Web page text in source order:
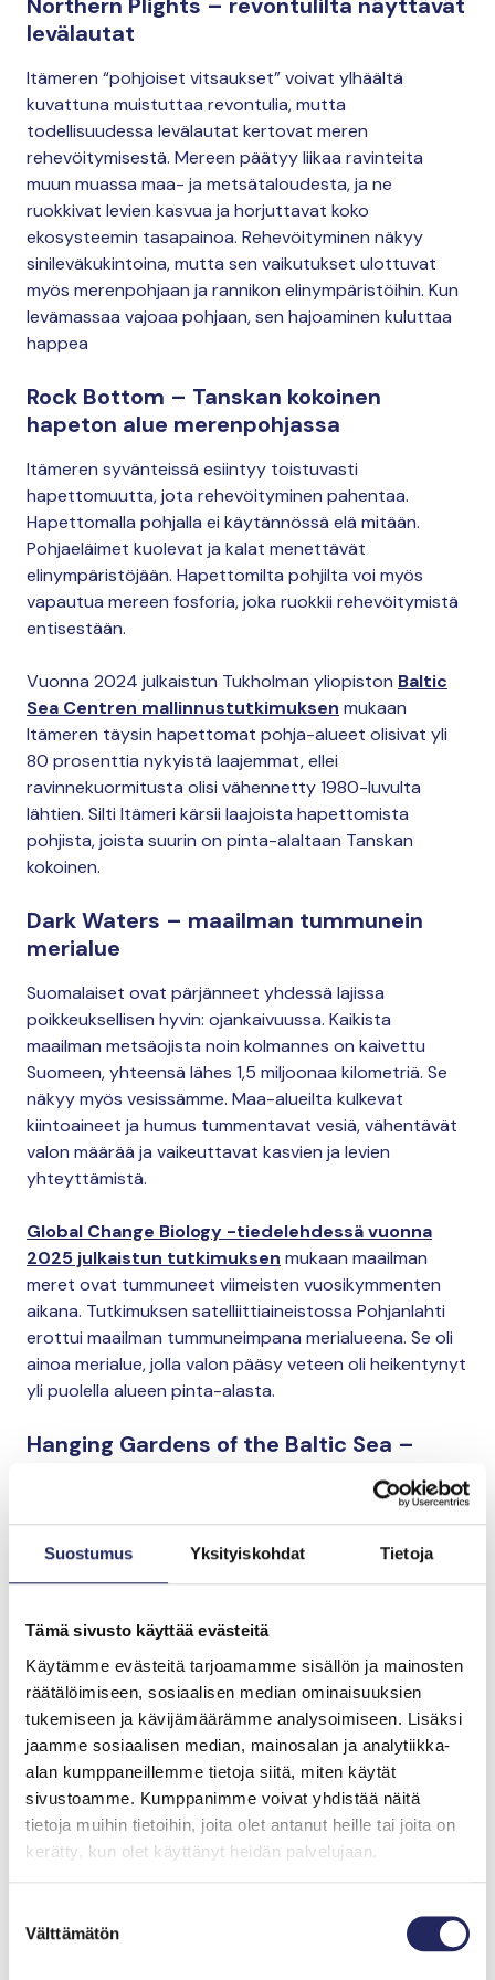
Suostumus Yksityiskohdat Tietoja
Tämä sivusto käyttää evästeitä
Käytämme evästeitä tarjoamamme sisällön ja mainosten
räätälöimiseen, sosiaalisen median ominaisuuksien
tukemiseen ja kävijämäärämme analysoimiseen. Lisäksi
jaamme sosiaalisen median, mainosalan ja analytiikka-
alan kumppaneillemme tietoja siitä, miten käytät
sivustoamme. Kumppanimme voivat yhdistää näitä
tietoja muihin tietoihin, joita olet antanut heille tai joita on
kerätty, kun olet käyttänyt heidän palvelujaan.
valinta
Välttämätön
levälautat
Itämeren “pohjoiset vitsaukset” voivat ylhäältä
kuvattuna muistuttaa revontulia, mutta
todellisuudessa levälautat kertovat meren
rehevöitymisestä. Mereen päätyy liikaa ravinteita
muun muassa maa- ja metsätaloudesta, ja ne
ruokkivat levien kasvua ja horjuttavat koko
ekosysteemin tasapainoa. Rehevöityminen näkyy
sinileväkukintoina, mutta sen vaikutukset ulottuvat
myös merenpohjaan ja rannikon elinympäristöihin. Kun
levämassaa vajoaa pohjaan, sen hajoaminen kuluttaa
happea
Rock Bottom – Tanskan kokoinen
hapeton alue merenpohjassa
Itämeren syvänteissä esiintyy toistuvasti
hapettomuutta, jota rehevöityminen pahentaa.
Hapettomalla pohjalla ei käytännössä elä mitään.
Pohjaeläimet kuolevat ja kalat menettävät
elinympäristöjään. Hapettomilta pohjilta voi myös
vapautua mereen fosforia, joka ruokkii rehevöitymistä
entisestään.
Vuonna 2024 julkaistun Tukholman yliopiston Baltic
Sea Centren mallinnustutkimuksen mukaan
Itämeren täysin hapettomat pohja-alueet olisivat yli
80 prosenttia nykyistä laajemmat, ellei
ravinnekuormitusta olisi vähennetty 1980-luvulta
lähtien. Silti Itämeri kärsii laajoista hapettomista
pohjista, joista suurin on pinta-alaltaan Tanskan
kokoinen.
Dark Waters – maailman tummunein
merialue
Suomalaiset ovat pärjänneet yhdessä lajissa
poikkeuksellisen hyvin: ojankaivuussa. Kaikista
maailman metsäojista noin kolmannes on kaivettu
Suomeen, yhteensä lähes 1,5 miljoonaa kilometriä. Se
näkyy myös vesissämme. Maa-alueilta kulkevat
kiintoaineet ja humus tummentavat vesiä, vähentävät
valon määrää ja vaikeuttavat kasvien ja levien
yhteyttämistä.
Global Change Biology -tiedelehdessä vuonna
2025 julkaistun tutkimuksen mukaan maailman
meret ovat tummuneet viimeisten vuosikymmenten
aikana. Tutkimuksen satelliittiaineistossa Pohjanlahti
erottui maailman tummuneimpana merialueena. Se oli
ainoa merialue, jolla valon pääsy veteen oli heikentynyt
yli puolella alueen pinta-alasta.
Hanging Gardens of the Baltic Sea –
jatkaa kalastamista vielä vuosia sen jälkeen, kun se on
hylätty tai kadonnut. Itämereen katoaa Suomessakin
osa on muovia, eli käytännössä ikuisia.
Suomen ympäristökeskuksen Re:Fish-hankkeessa
Suomen, Ruotsin ja Viron rannikoilta kerättiin parin
kesän aikana lähes yhdeksän kilometriä haamuverkkoa,
vaikka puhdistettu alue oli vain murto-osa Itämeren
pohjasta. Verkoista löytyi muun muassa eläviä ja
kuolleita kaloja sekä lintujen luita. Osa verkoista oli ollut
meressä vuosikymmeniä.